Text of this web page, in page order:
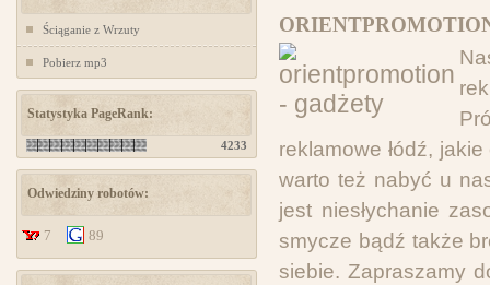
Ściąganie z Wrzuty
Pobierz mp3
Statystyka PageRank:
4233
Odwiedziny robotów:
7 89
reklamowe łódź,
warto też nabyć u
jest niesłychanie
smycze bądź także
siebie. Zapraszamy